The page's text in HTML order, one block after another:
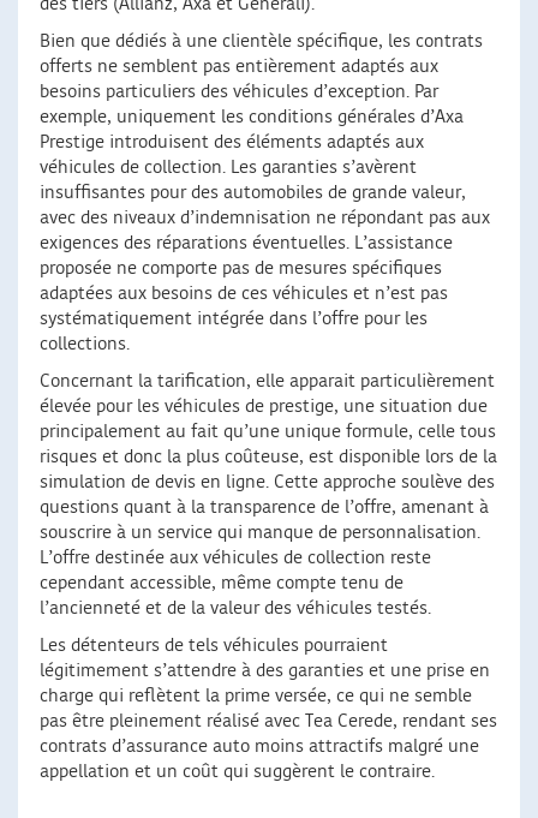
des tiers (Allianz, Axa et Générali).
Bien que dédiés à une clientèle spécifique, les contrats
offerts ne semblent pas entièrement adaptés aux
besoins particuliers des véhicules d’exception. Par
exemple, uniquement les conditions générales d’Axa
Prestige introduisent des éléments adaptés aux
véhicules de collection. Les garanties s’avèrent
insuffisantes pour des automobiles de grande valeur,
avec des niveaux d’indemnisation ne répondant pas aux
exigences des réparations éventuelles. L’assistance
proposée ne comporte pas de mesures spécifiques
adaptées aux besoins de ces véhicules et n’est pas
systématiquement intégrée dans l’offre pour les
collections.
Concernant la tarification, elle apparait particulièrement
élevée pour les véhicules de prestige, une situation due
principalement au fait qu’une unique formule, celle tous
risques et donc la plus coûteuse, est disponible lors de la
simulation de devis en ligne. Cette approche soulève des
questions quant à la transparence de l’offre, amenant à
souscrire à un service qui manque de personnalisation.
L’offre destinée aux véhicules de collection reste
cependant accessible, même compte tenu de
l’ancienneté et de la valeur des véhicules testés.
Les détenteurs de tels véhicules pourraient
légitimement s’attendre à des garanties et une prise en
charge qui reflètent la prime versée, ce qui ne semble
pas être pleinement réalisé avec Tea Cerede, rendant ses
contrats d’assurance auto moins attractifs malgré une
appellation et un coût qui suggèrent le contraire.